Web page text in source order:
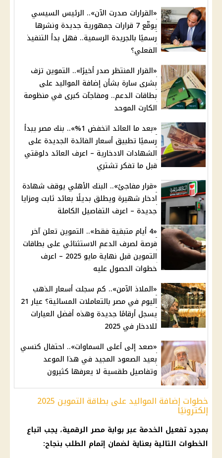
«القرارات صدرت الآن».. الرئيس السيسي
يوقّع 7 قرارات جمهورية جديدة ونشرها
رسميًا بالجريدة الرسمية.. فهل بدأ التنفيذ
الفعلي؟
«القرار المنتظر صدر أخيرًا».. التموين تزف
بشرى سارة بشأن إضافة المواليد على
بطاقات الدعم.. ومفاجآت كبرى في منظومة
الكارت الموحد
«بعد ما العائد اتخفض 1%».. بنك مصر يبدأ
رسميًا تطبيق أسعار الفائدة الجديدة على
الشهادات الادخارية – اعرف العائد دلوقتي
قبل ما تفكر تشتري
«قرار مفاجئ».. البنك الأهلي يوقف شهادة
ادخار شهيرة ويطلق بديلًا بعائد ثابت ومزايا
جديدة – اعرف التفاصيل الكاملة
«4 أيام متبقية فقط».. التموين تعلن آخر
فرصة لصرف الدعم الاستثنائي على بطاقات
التموين قبل نهاية مايو 2025 – اعرف
خطوات الحصول عليه
«الملاذ الآمن».. كم سجلت أسعار الذهب
اليوم في مصر بالتعاملات المسائية؟ عيار 21
يسجل أرقامًا جديدة وهذه أفضل العيارات
للادخار في 2025
«صعد إلى أعلى السماوات».. احتفال كنسي
بعيد الصعود المجيد في هذا الموعد
وتفاصيل طقسية لا يعرفها كثيرون
خطوات إضافة المواليد على بطاقة التموين 2025
إلكترونيًا
بمجرد تفعيل الخدمة عبر بوابة مصر الرقمية، يجب اتباع
الخطوات التالية بعناية لضمان إتمام الطلب بنجاح: